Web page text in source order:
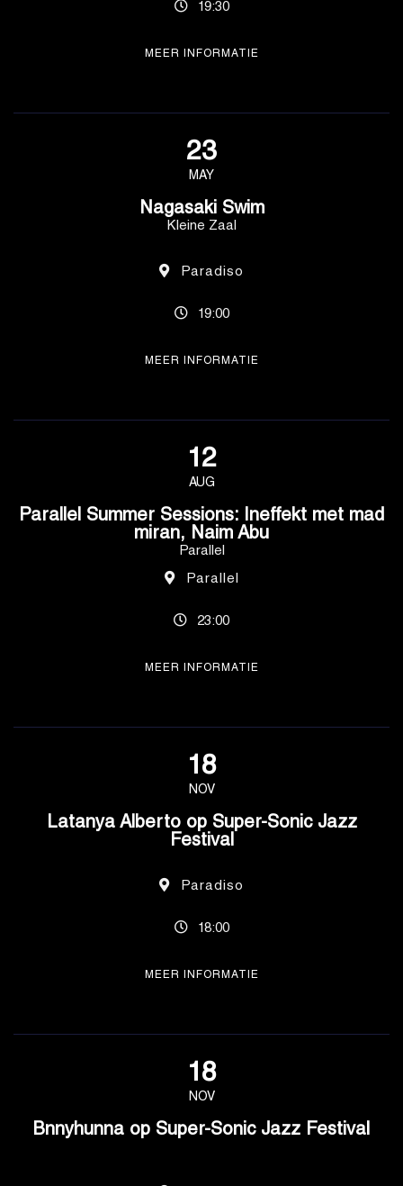
19:30
MEER INFORMATIE
23
MAY
Nagasaki Swim
Kleine Zaal
Paradiso
19:00
MEER INFORMATIE
12
AUG
Parallel Summer Sessions: Ineffekt met mad
miran, Naim Abu
Parallel
Parallel
23:00
MEER INFORMATIE
18
NOV
Latanya Alberto op Super-Sonic Jazz
Festival
Paradiso
18:00
MEER INFORMATIE
18
NOV
Bnnyhunna op Super-Sonic Jazz Festival